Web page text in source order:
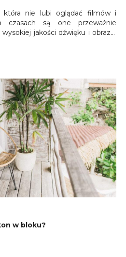
która nie lubi oglądać filmów i
czasach są one przeważnie
jakości dźwięku i obrazu,
pełnej przyjemności z
w bloku?